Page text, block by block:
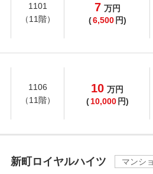
1101
（11階）
7 万円
(6,500 円)
1106
（11階）
10 万円
( 10,000 円)
新町ロイヤルハイツ
マンシ